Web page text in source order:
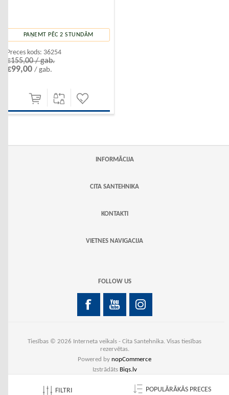
PAŅEMT PĒC 2 STUNDĀM
Preces kods: 36254
€155,00 / gab.
€99,00/ gab.
INFORMĀCIJA
CITA SANTEHNIKA
KONTAKTI
VIETNES NAVIGACIJA
FOLLOW US
Tiesības © 2026 Interneta veikals - Cita Santehnika. Visas tiesības
rezervētas.
Powered by nopCommerce
Izstrādāts Biqs.lv
FILTRI POPULĀRĀKĀS PRECES